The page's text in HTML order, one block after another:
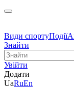
Види спортуПодії
Знайти
Увійти
Додати
UaRuEn